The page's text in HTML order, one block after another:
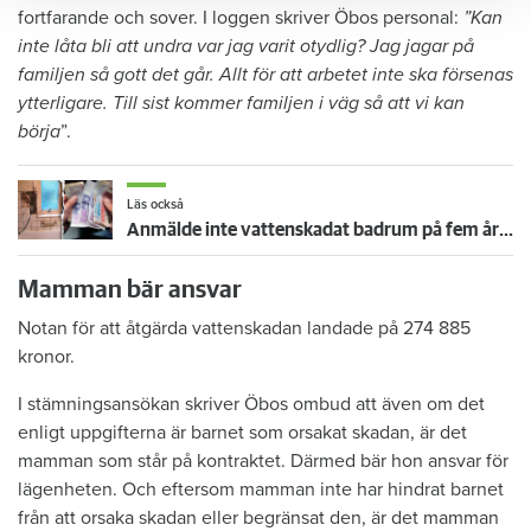
fortfarande och sover. I loggen skriver Öbos personal: ”Kan
inte låta bli att undra var jag varit otydlig? Jag jagar på
familjen så gott det går. Allt för att arbetet inte ska försenas
ytterligare. Till sist kommer familjen i väg så att vi kan
börja”.
Läs också
Anmälde inte vattenskadat badrum på fem år – krävs på 125 000 kronor
Mamman bär ansvar
Notan för att åtgärda vattenskadan landade på 274 885
kronor.
I stämningsansökan skriver Öbos ombud att även om det
enligt uppgifterna är barnet som orsakat skadan, är det
mamman som står på kontraktet. Därmed bär hon ansvar för
lägenheten. Och eftersom mamman inte har hindrat barnet
från att orsaka skadan eller begränsat den, är det mamman